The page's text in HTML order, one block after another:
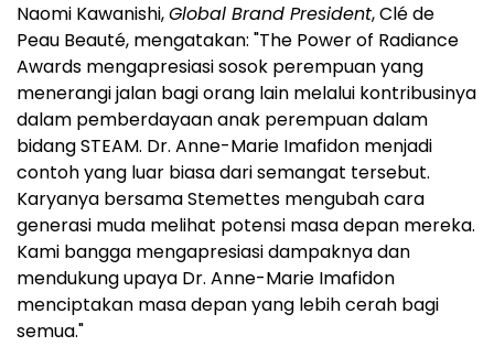
Naomi Kawanishi,Global Brand President, Clé de
Peau Beauté, mengatakan: "The Power of Radiance
Awards mengapresiasi sosok perempuan yang
menerangi jalan bagi orang lain melalui kontribusinya
dalam pemberdayaan anak perempuan dalam
bidang STEAM. Dr. Anne-Marie Imafidon menjadi
contoh yang luar biasa dari semangat tersebut.
Karyanya bersama Stemettes mengubah cara
generasi muda melihat potensi masa depan mereka.
Kami bangga mengapresiasi dampaknya dan
mendukung upaya Dr. Anne-Marie Imafidon
menciptakan masa depan yang lebih cerah bagi
semua."